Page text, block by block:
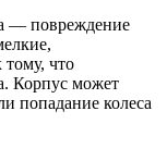
— повреждение
тому, что
Корпус может
попадание колеса